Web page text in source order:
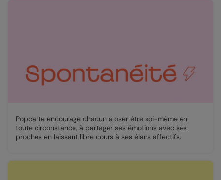
Popcarte encourage chacun à oser être soi-même en
toute circonstance, à partager ses émotions avec ses
proches en laissant libre cours à ses élans affectifs.